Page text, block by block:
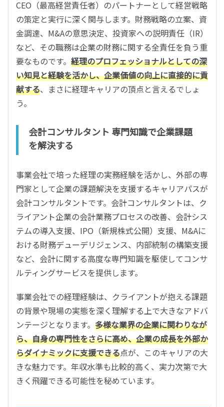
CEO（最高経営責任者）のパートナーとして経営戦略
の策定と実行に深く関与します。財務戦略の立案、資
金調達、M&Aの意思決定、投資家への説明責任（IR）
など、その職務は企業の財務に関する全責任を負う重
要なものです。 経理のプロフェッショナルとしての深
い知見と経験を活かし、企業価値の向上に直接的に貢
献する、まさに経理キャリアの頂点と言えるでしょ
う。
会計コンサルタント 専門知識で企業課題
を解決する
事業会社で培った経理の実務経験を活かし、外部の専
門家として企業の課題解決を支援するキャリアパスが
会計コンサルタントです。会計コンサルタントは、ク
ライアント企業の会計業務プロセスの改善、会計シス
テムの導入支援、IPO（新規株式公開）支援、M&Aに
おける財務デューデリジェンス、内部統制の構築支援
など、会計に関する高度な専門知識を駆使してコンサ
ルティングサービスを提供します。
事業会社での経理経験は、クライアントが抱える課題
の背景や現場の実態を深く理解する上で大きなアドバ
ンテージとなります。 多様な業界の企業に関わりなが
ら、自身の専門性をさらに高め、企業の成長を外部か
らダイナミックに支援できる点が、このキャリアの大
きな魅力です。年収水準も比較的高く、実力次第で大
きく飛躍できる可能性を秘めています。